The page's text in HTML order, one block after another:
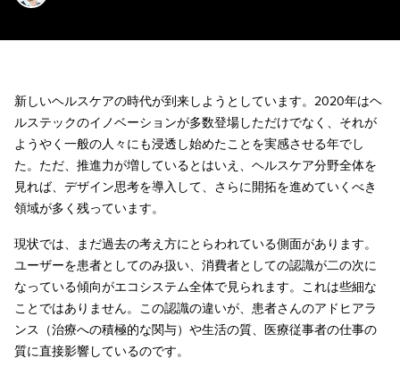
新しいヘルスケアの時代が到来しようとしています。2020年はヘ
ルステックのイノベーションが多数登場しただけでなく、それが
ようやく一般の人々にも浸透し始めたことを実感させる年でし
た。ただ、推進力が増しているとはいえ、ヘルスケア分野全体を
見れば、デザイン思考を導入して、さらに開拓を進めていくべき
領域が多く残っています。
現状では、まだ過去の考え方にとらわれている側面があります。
ユーザーを患者としてのみ扱い、消費者としての認識が二の次に
なっている傾向がエコシステム全体で見られます。これは些細な
ことではありません。この認識の違いが、患者さんのアドヒアラ
ンス（治療への積極的な関与）や生活の質、医療従事者の仕事の
質に直接影響しているのです。